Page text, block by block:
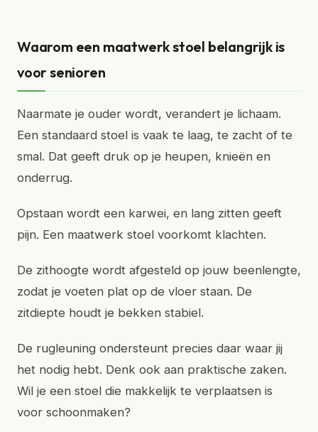
Waarom een maatwerk stoel belangrijk is
voor senioren
Naarmate je ouder wordt, verandert je lichaam.
Een standaard stoel is vaak te laag, te zacht of te
smal. Dat geeft druk op je heupen, knieën en
onderrug.
Opstaan wordt een karwei, en lang zitten geeft
pijn. Een maatwerk stoel voorkomt klachten.
De zithoogte wordt afgesteld op jouw beenlengte,
zodat je voeten plat op de vloer staan. De
zitdiepte houdt je bekken stabiel.
De rugleuning ondersteunt precies daar waar jij
het nodig hebt. Denk ook aan praktische zaken.
Wil je een stoel die makkelijk te verplaatsen is
voor schoonmaken?